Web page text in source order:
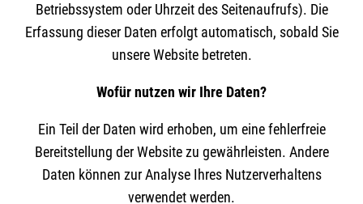
Betriebssystem oder Uhrzeit des Seitenaufrufs). Die
Erfassung dieser Daten erfolgt automatisch, sobald Sie
unsere Website betreten.
Wofür nutzen wir Ihre Daten?
Ein Teil der Daten wird erhoben, um eine fehlerfreie
Bereitstellung der Website zu gewährleisten. Andere
Daten können zur Analyse Ihres Nutzerverhaltens
verwendet werden.